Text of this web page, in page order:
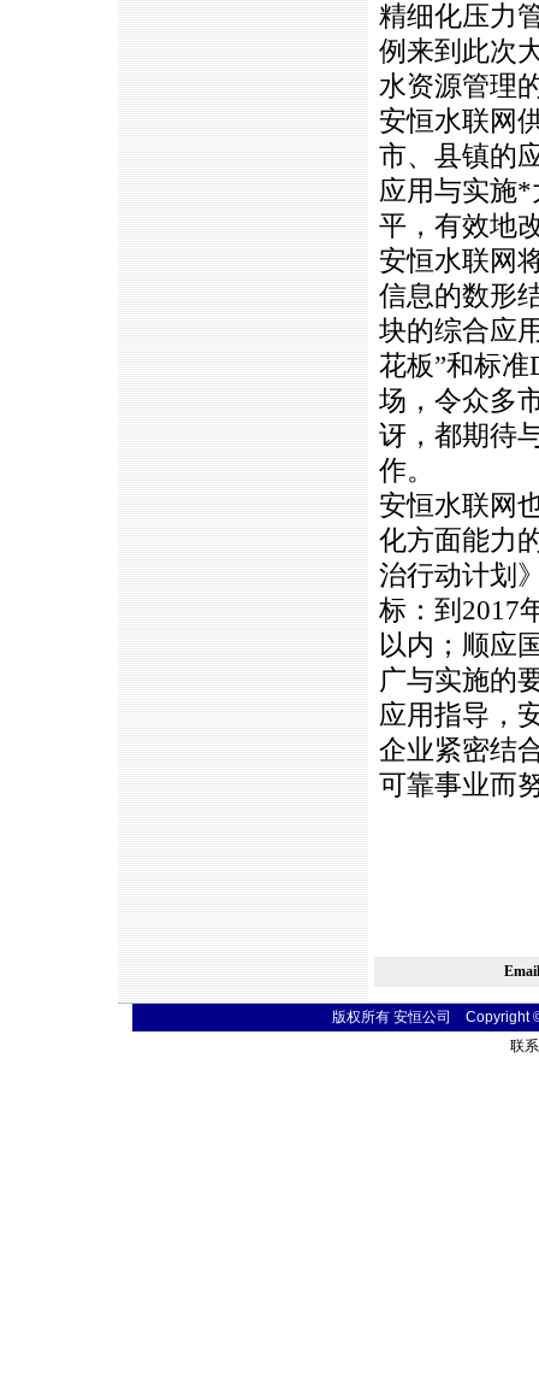
精细化压力
例来到此次
水资源管理
安恒水联网
市、县镇的
应用与实施*
平，有效地
安恒水联网
信息的数形
块的综合应
花板”和标
场，令众多
讶，都期待
作。
安恒水联网
化方面能力
治行动计划
标：到2017
以内；顺应
广与实施的
应用指导，
企业紧密结
可靠事业而
版权所有 安恒公司 Copyright
联